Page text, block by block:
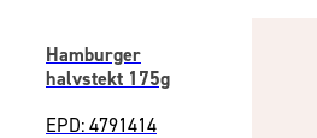
Hamburger
halvstekt 175g
EPD: 4791414